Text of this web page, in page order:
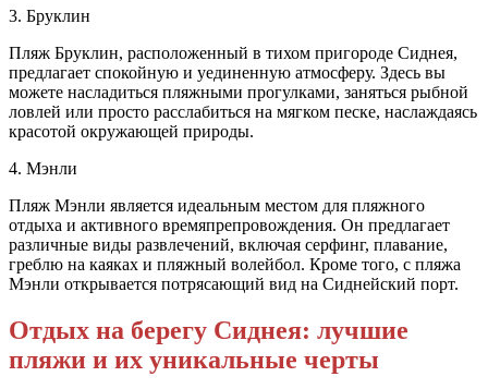
3. Бруклин
Пляж Бруклин, расположенный в тихом пригороде Сиднея,
предлагает спокойную и уединенную атмосферу. Здесь вы
можете насладиться пляжными прогулками, заняться рыбной
ловлей или просто расслабиться на мягком песке, наслаждаясь
красотой окружающей природы.
4. Мэнли
Пляж Мэнли является идеальным местом для пляжного
отдыха и активного времяпрепровождения. Он предлагает
различные виды развлечений, включая серфинг, плавание,
греблю на каяках и пляжный волейбол. Кроме того, с пляжа
Мэнли открывается потрясающий вид на Сиднейский порт.
Отдых на берегу Сиднея: лучшие
пляжи и их уникальные черты